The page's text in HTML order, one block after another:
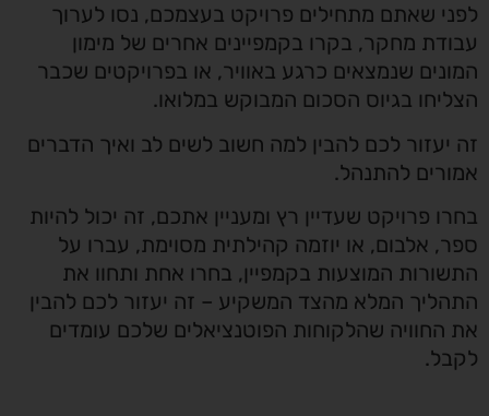
לפני שאתם מתחילים פרויקט בעצמכם, נסו לערוך
עבודת מחקר, בקרו בקמפיינים אחרים של מימון
המונים שנמצאים כרגע באוויר, או בפרויקטים שכבר
הצליחו בגיוס הסכום המבוקש במלואו.
זה יעזור לכם להבין למה חשוב לשים לב ואיך הדברים
אמורים להתנהל.
בחרו פרויקט שעדיין רץ ומעניין אתכם, זה יכול להיות
ספר, אלבום, או יוזמה קהילתית מסוימת, עברו על
התשורות המוצעות בקמפיין, בחרו אחת ותחוו את
התהליך המלא מהצד המשקיע – זה יעזור לכם להבין
את החוויה שהלקוחות הפוטנציאלים שלכם עומדים
לקבל.